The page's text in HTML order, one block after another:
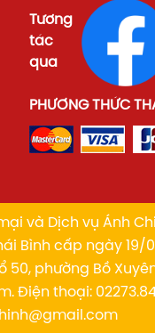
Tương
tác
qua
PHƯƠNG THỨC
và Dịch vụ Ánh
Bình cấp ngày 19/
50, phường Bồ
Điện thoại: